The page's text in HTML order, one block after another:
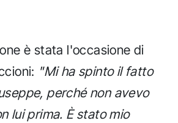
è stata l'occasione di
"Mi ha spinto il fatto
perché non avevo
lui prima. È stato mio